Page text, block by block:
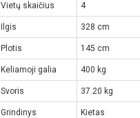
Vietų skaičius 4
Ilgis 328 cm
Plotis 145 cm
Keliamoji galia 400 kg
Svoris 37.20 kg
Grindinys Kietas